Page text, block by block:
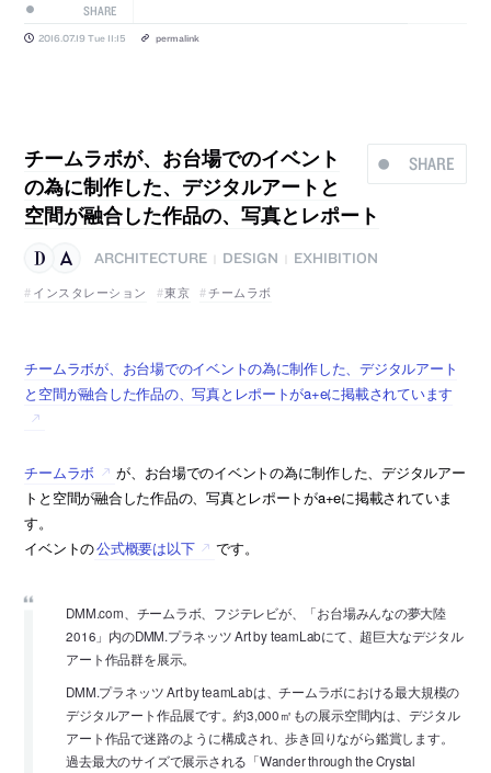
SHARE
2016.07.19 Tue 11:15 permalink
SHARE
チームラボが、お台場でのイベント
の為に制作した、デジタルアートと
空間が融合した作品の、写真とレポート
ARCHITECTURE DESIGN
EXHIBITION
インスタレーション
東京 チームラボ
チームラボが、お台場でのイベントの為に制作した、デジタルアート
と空間が融合した作品の、写真とレポートがa+eに掲載されています
チームラボ
が、お台場でのイベントの為に制作した、デジタルアー
トと空間が融合した作品の、写真とレポートがa+eに掲載されていま
す。
イベントの公式概要は以下 です。
DMM.com、チームラボ、フジテレビが、「お台場みんなの夢大陸
2016」内のDMM.プラネッツ Art by teamLabにて、超巨大なデジタル
アート作品群を展示。
DMM.プラネッツ Art by teamLabは、チームラボにおける最大規模の
デジタルアート作品展です。約3,000㎡もの展示空間内は、デジタル
アート作品で迷路のように構成され、歩き回りながら鑑賞します。
過去最大のサイズで展示される「Wander through the Crystal